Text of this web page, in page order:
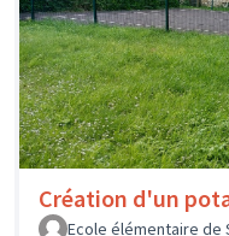
Création d'un
Ecole élémentaire de